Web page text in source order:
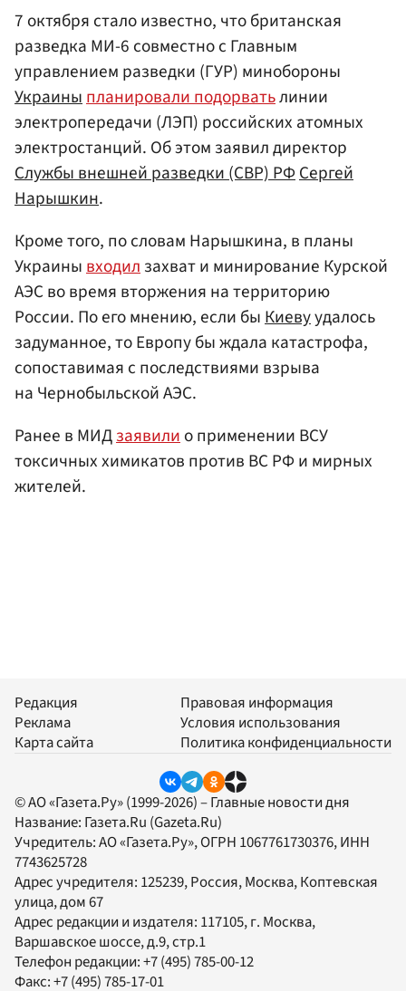
7 октября стало известно, что британская
разведка МИ-6 совместно с Главным
управлением разведки (ГУР) минобороны
Украины планировали подорватьлинии
электропередачи (ЛЭП) российских атомных
электростанций. Об этом заявил директор
Службы внешней разведки (СВР) РФСергей
Нарышкин.
Кроме того, по словам Нарышкина, в планы
Украинывходилзахват и минирование Курской
АЭС во время вторжения на территорию
России. По его мнению, если быКиевуудалось
задуманное, то Европу бы ждала катастрофа,
сопоставимая с последствиями взрыва
на Чернобыльской АЭС.
Ранее в МИДзаявилио применении ВСУ
токсичных химикатов против ВС РФ и мирных
жителей.
Редакция
Реклама
Карта сайта
Правовая информация
Условия использования
Политика конфиденциальности
© АО «Газета.Ру» (1999-2026) – Главные новости дня
Название: Газета.Ru (Gazeta.Ru)
Учредитель:АО «Газета.Ру», ОГРН 1067761730376, ИНН
7743625728
Адрес учредителя: 125239, Россия, Москва, Коптевская
улица, дом 67
Адрес редакции и издателя: 117105, г. Москва,
Варшавское шоссе, д.9, стр.1
Телефон редакции:+7 (495) 785-00-12
Факс:+7 (495) 785-17-01